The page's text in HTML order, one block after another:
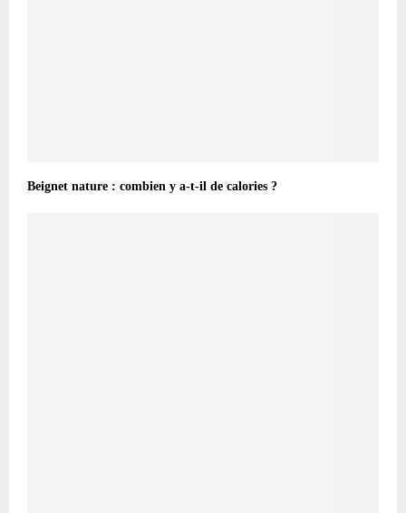
Beignet nature : combien y a-t-il de calories ?